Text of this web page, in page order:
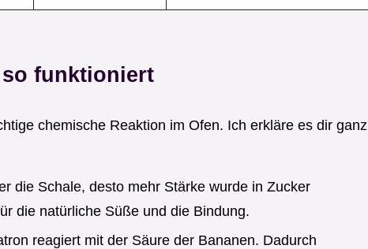
so funktioniert
chemische Reaktion im Ofen. Ich erkläre es dir ganz
die Schale, desto mehr Stärke wurde in Zucker
die natürliche Süße und die Bindung.
reagiert mit der Säure der Bananen. Dadurch